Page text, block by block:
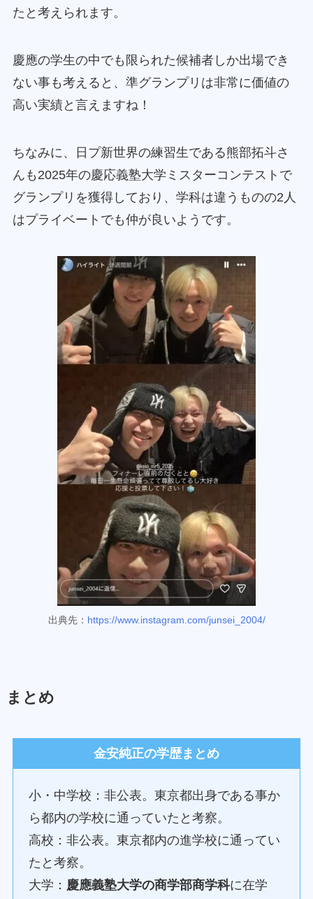
たと考えられます。
慶應の学生の中でも限られた候補者しか出場でき
ない事も考えると、準グランプリは非常に価値の
高い実績と言えますね！
ちなみに、日プ新世界の練習生である熊部拓斗さ
んも2025年の慶応義塾大学ミスターコンテストで
グランプリを獲得しており、学科は違うものの2人
はプライベートでも仲が良いようです。
出典先： https://www.instagram.com/junsei_2004/
まとめ
金安純正の学歴まとめ
小・中学校：非公表。東京都出身である事か
ら都内の学校に通っていたと考察。
高校：非公表。東京都内の進学校に通ってい
たと考察。
大学： 慶應義塾大学の商学部商学科に在学